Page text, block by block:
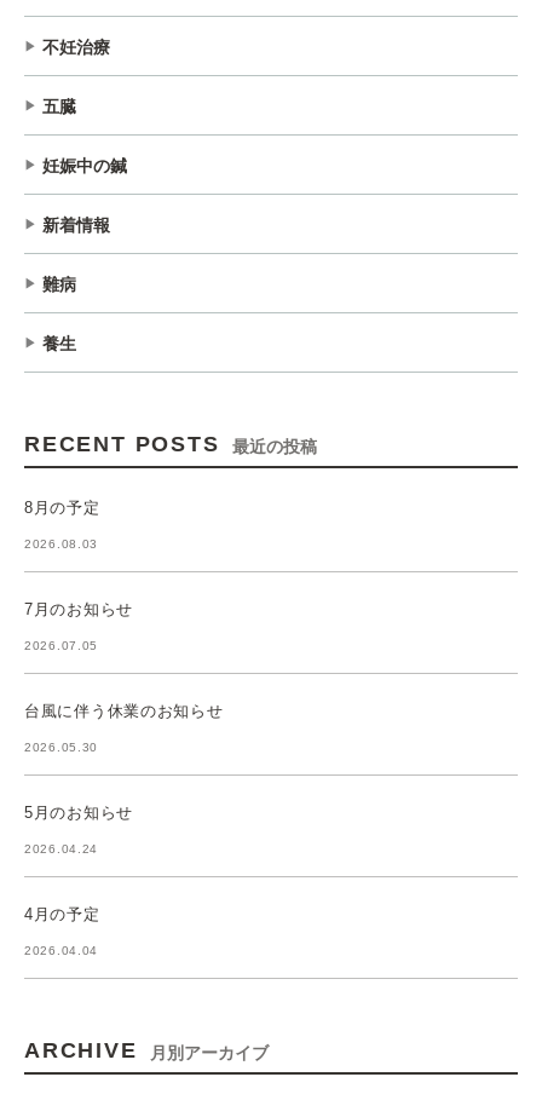
不妊治療
五臓
妊娠中の鍼
新着情報
難病
養生
RECENT POSTS 最近の投稿
8月の予定
2026.08.03
7月のお知らせ
2026.07.05
台風に伴う休業のお知らせ
2026.05.30
5月のお知らせ
2026.04.24
4月の予定
2026.04.04
ARCHIVE 月別アーカイブ